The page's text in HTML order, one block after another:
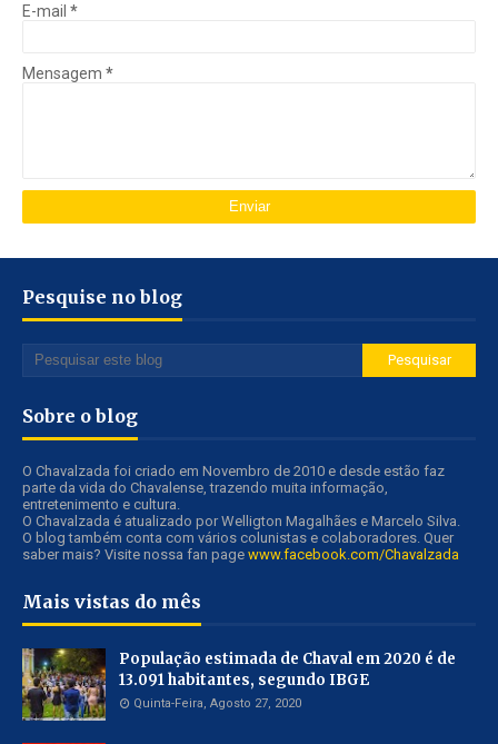
E-mail *
Mensagem *
Pesquise no blog
Sobre o blog
O Chavalzada foi criado em Novembro de 2010 e desde estão faz
parte da vida do Chavalense, trazendo muita informação,
entretenimento e cultura.
O Chavalzada é atualizado por Welligton Magalhães e Marcelo Silva.
O blog também conta com vários colunistas e colaboradores. Quer
saber mais? Visite nossa fan page www.facebook.com/Chavalzada
Mais vistas do mês
População estimada de Chaval em 2020 é de
13.091 habitantes, segundo IBGE
Quinta-Feira, Agosto 27, 2020